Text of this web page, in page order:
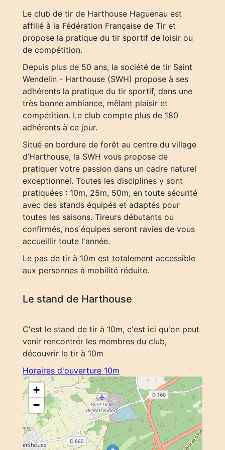
Le club de tir de Harthouse Haguenau est
affilié à la Fédération Française de Tir et
propose la pratique du tir sportif de loisir ou
de compétition.
Depuis plus de 50 ans, la société de tir Saint
Wendelin - Harthouse (SWH) propose à ses
adhérents la pratique du tir sportif, dans une
très bonne ambiance, mêlant plaisir et
compétition. Le club compte plus de 180
adhérents à ce jour.
Situé en bordure de forêt au centre du village
d’Harthouse, la SWH vous propose de
pratiquer votre passion dans un cadre naturel
exceptionnel. Toutes les disciplines y sont
pratiquées : 10m, 25m, 50m, en toute sécurité
avec des stands équipés et adaptés pour
toutes les saisons. Tireurs débutants ou
confirmés, nos équipes seront ravies de vous
accueillir toute l'année.
Le pas de tir à 10m est totalement accessible
aux personnes à mobilité réduite.
Le stand de Harthouse
C'est le stand de tir à 10m, c'est ici qu'on peut
venir rencontrer les membres du club,
découvrir le tir à 10m
Horaires d'ouverture 10m
+
−